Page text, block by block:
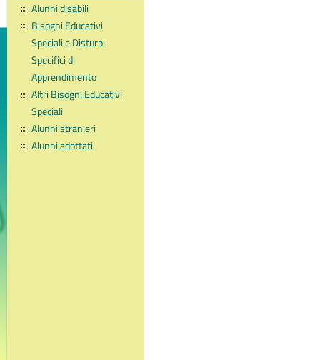
Alunni disabili
Bisogni Educativi
Speciali e Disturbi
Specifici di
Apprendimento
Altri Bisogni Educativi
Speciali
Alunni stranieri
Alunni adottati